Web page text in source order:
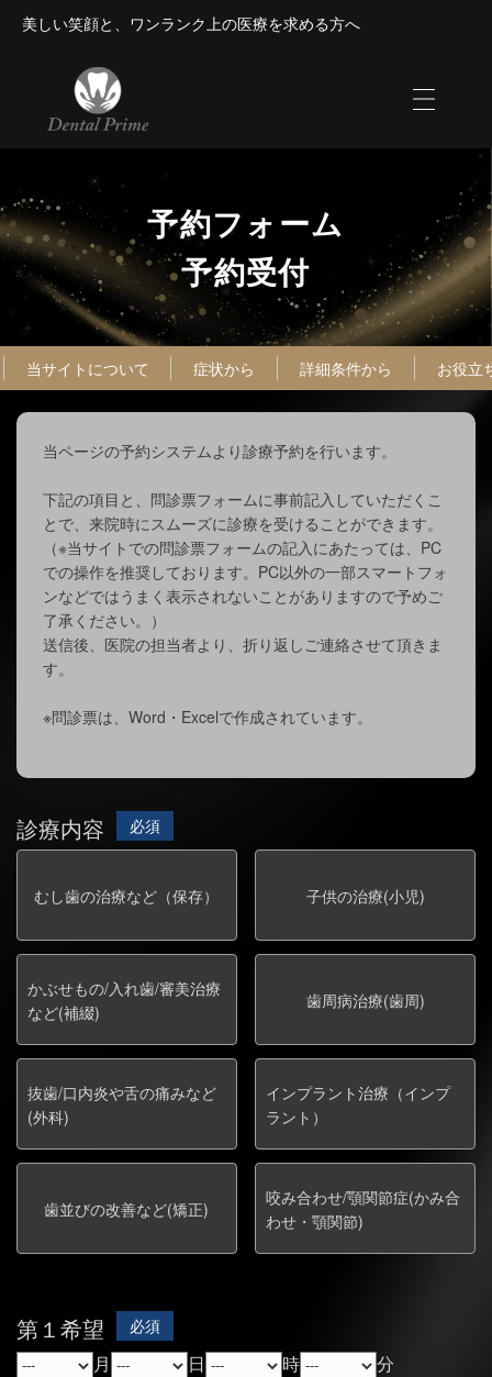
美しい笑顔と、ワンランク上の医療を求める方へ
予約フォーム
予約受付
当サイトについて 症状から 詳細条件から お役立
当ページの予約システムより診療予約を⾏います。
下記の項⽬と、問診票フォームに事前記⼊していただくこ
とで、来院時にスムーズに診療を受けることができます。
（※当サイトでの問診票フォームの記⼊にあたっては、PC
での操作を推奨しております。PC以外の⼀部スマートフォ
ンなどではうまく表⽰されないことがありますので予めご
了承ください。）
送信後、医院の担当者より、折り返しご連絡させて頂きま
す。
※問診票は、Word・Excelで作成されています。
診療内容 必須
むし歯の治療など（保存） 子供の治療(小児)
かぶせもの/入れ歯/審美治療
など(補綴)
歯周病治療(歯周)
抜歯/口内炎や舌の痛みなど
(外科)
インプラント治療（インプ
ラント）
歯並びの改善など(矯正)
咬み合わせ/顎関節症(かみ合
わせ・顎関節)
第１希望 必須
月 日 時 分